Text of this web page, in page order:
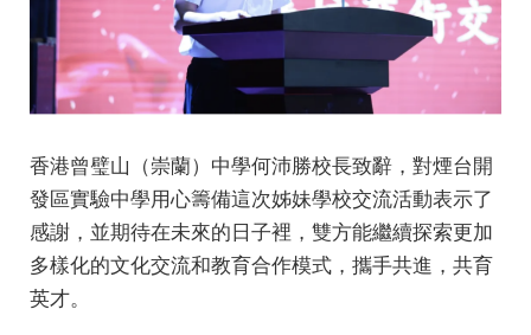
香港曾璧山（崇蘭）中學何沛勝校長致辭，對煙台開
發區實驗中學用心籌備這次姊妹學校交流活動表示了
感謝，並期待在未來的日子裡，雙方能繼續探索更加
多樣化的文化交流和教育合作模式，攜手共進，共育
英才。